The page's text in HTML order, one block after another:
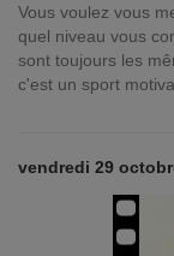
Vous voulez vous
quel niveau vous
sont toujours les
c'est un sport
vendredi 29